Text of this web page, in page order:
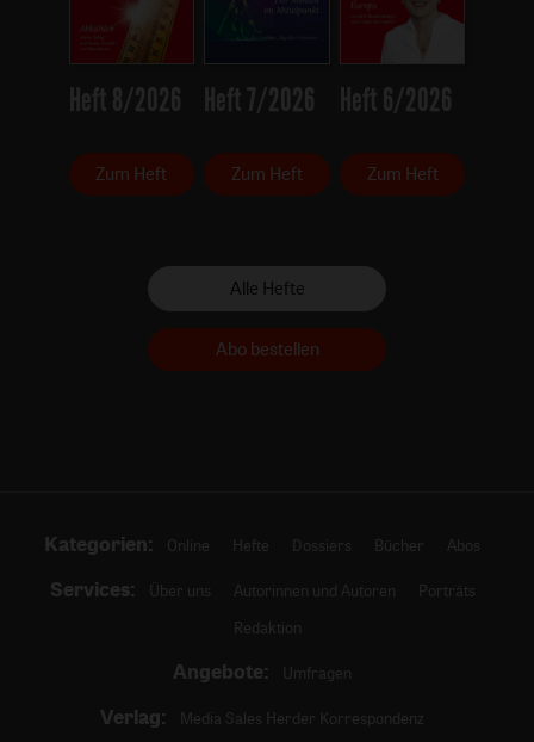
Heft 8/2026
Zum Heft
Heft 7/2026
Zum Heft
Heft 6/2026
Zum Heft
Alle Hefte
Abo bestellen
Kategorien: Online Hefte Dossiers Bücher Abos
Services: Über uns Autorinnen und Autoren
Porträts
Redaktion
Angebote: Umfragen
Verlag:
Media Sales Herder Korrespondenz